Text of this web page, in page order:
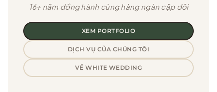
16+ năm đồng hành cùng hàng ngàn cặp đôi
XEM PORTFOLIO
DỊCH VỤ CỦA CHÚNG TÔI
VỀ WHITE WEDDING